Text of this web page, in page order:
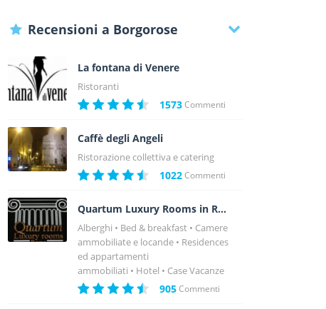
Recensioni a Borgorose
La fontana di Venere
Ristoranti
1573Commenti
Caffè degli Angeli
Ristorazione collettiva e catering
1022Commenti
Quartum Luxury Rooms in Rome
Alberghi Bed & breakfast
Camere
ammobiliate e locande
Residences
ed appartamenti
ammobiliati
Hotel Case Vacanze
905Commenti